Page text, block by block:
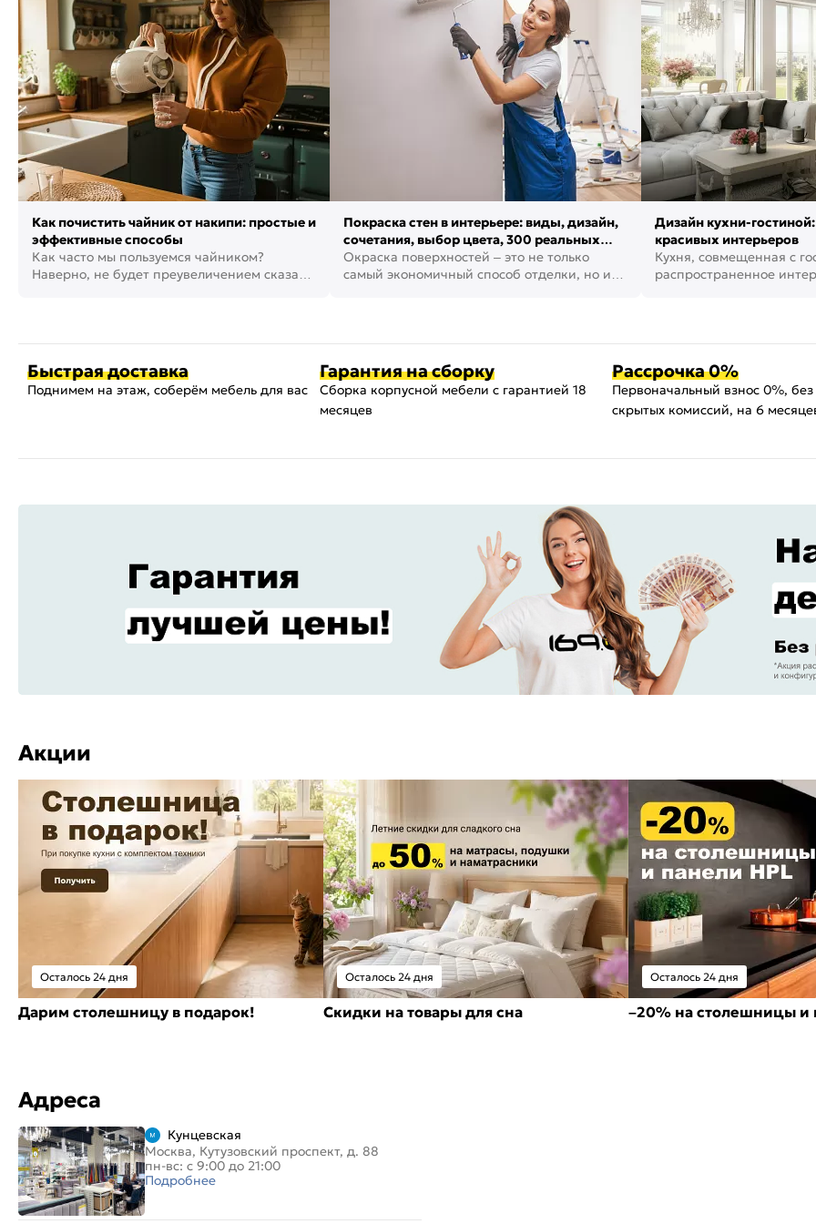
Как почистить чайник от накипи: простые и
эффективные способы
Как часто мы пользуемся чайником?
Наверно, не будет преувеличением сказать,
Покраска стен в интерьере: виды, дизайн,
сочетания, выбор цвета, 300 реальных
фото
Окраска поверхностей – это не только
самый экономичный способ отделки, но и
Дизайн кухни-
красивых интерьеров
Кухня, совмещенная с
распространенное
Быстрая доставка
Поднимем на этаж, соберём мебель для вас
Гарантия на сборку
Сборка корпусной мебели с гарантией 18
месяцев
Рассрочка 0%
Первоначальный взнос 0%,
скрытых комиссий, на 6
Акции
Осталось 24 дня
Дарим столешницу в подарок!
Осталось 24 дня
Скидки на товары для сна
Осталось 24 дня
–20% на столешницы и
Адреса
Кунцевская
Москва, Кутузовский проспект, д. 88
пн-вс: с 9:00 до 21:00
Подробнее